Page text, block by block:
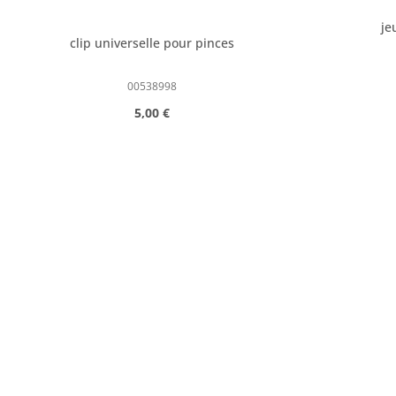
clip universelle pour pinces
00538998
Prix régulier :
5,00 €